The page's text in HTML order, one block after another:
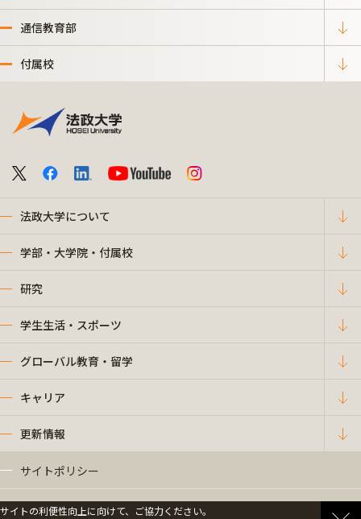
通信教育部
付属校
法政大学について
学部・大学院・付属校
研究
学生生活・スポーツ
グローバル教育・留学
キャリア
更新情報
サイトポリシー
プライバシーポリシー
サイトの利便性向上に向けて、ご協力ください。